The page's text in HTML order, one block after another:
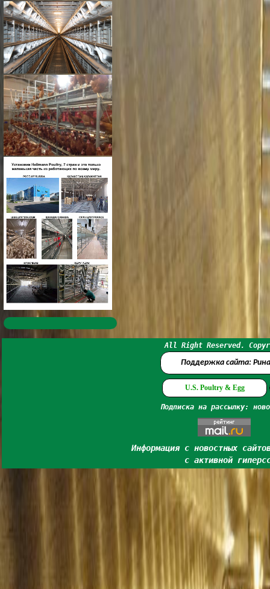
All Right Reserved.
Поддержка сайта:
U.S. Poultry & Egg
Подписка на рассылку:
Информация с новостных
с активной